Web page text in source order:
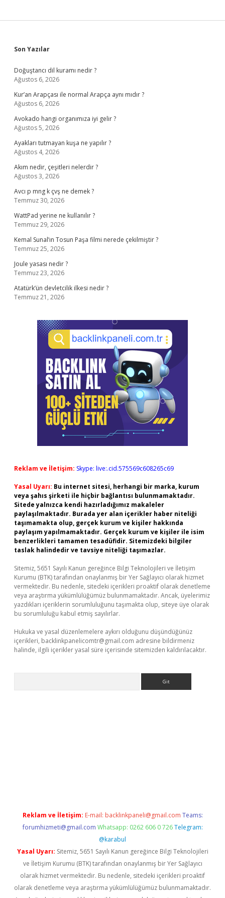
Sidebar
Son Yazılar
Doğuştancı dil kuramı nedir ?
Ağustos 6, 2026
Kur’an Arapçası ile normal Arapça aynı mıdır ?
Ağustos 6, 2026
Avokado hangi organımıza iyi gelir ?
Ağustos 5, 2026
Ayakları tutmayan kuşa ne yapılır ?
Ağustos 4, 2026
Akım nedir, çeşitleri nelerdir ?
Ağustos 3, 2026
Avcı p mng k çvş ne demek ?
Temmuz 30, 2026
WattPad yerine ne kullanılır ?
Temmuz 29, 2026
Kemal Sunal’ın Tosun Paşa filmi nerede çekilmiştir ?
Temmuz 25, 2026
Joule yasası nedir ?
Temmuz 23, 2026
Atatürk’ün devletcilik ilkesi nedir ?
Temmuz 21, 2026
Reklam ve İletişim: Skype: live:.cid.575569c608265c69
Yasal Uyarı: Bu internet sitesi, herhangi bir marka, kurum
veya şahıs şirketi ile hiçbir bağlantısı bulunmamaktadır.
Sitede yalnızca kendi hazırladığımız makaleler
paylaşılmaktadır. Burada yer alan içerikler haber niteliği
taşımamakta olup, gerçek kurum ve kişiler hakkında
paylaşım yapılmamaktadır. Gerçek kurum ve kişiler ile isim
benzerlikleri tamamen tesadüfidir. Sitemizdeki bilgiler
taslak halindedir ve tavsiye niteliği taşımazlar.
Sitemiz, 5651 Sayılı Kanun gereğince Bilgi Teknolojileri ve İletişim
Kurumu (BTK) tarafından onaylanmış bir Yer Sağlayıcı olarak hizmet
vermektedir. Bu nedenle, sitedeki içerikleri proaktif olarak denetleme
veya araştırma yükümlülüğümüz bulunmamaktadır. Ancak, üyelerimiz
yazdıkları içeriklerin sorumluluğunu taşımakta olup, siteye üye olarak
bu sorumluluğu kabul etmiş sayılırlar.
Hukuka ve yasal düzenlemelere aykırı olduğunu düşündüğünüz
içerikleri, backlinkpanelicomtr@gmail.com adresine bildirmeniz
halinde, ilgili içerikler yasal süre içerisinde sitemizden kaldırılacaktır.
Reklam ve İletişim: E-mail: backlinkpaneli@gmail.com Teams:
forumhizmeti@gmail.com Whatsapp: 0262 606 0 726 Telegram:
@karabul
Yasal Uyarı: Sitemiz, 5651 Sayılı Kanun gereğince Bilgi Teknolojileri
ve İletişim Kurumu (BTK) tarafından onaylanmış bir Yer Sağlayıcı
olarak hizmet vermektedir. Bu nedenle, sitedeki içerikleri proaktif
olarak denetleme veya araştırma yükümlülüğümüz bulunmamaktadır.